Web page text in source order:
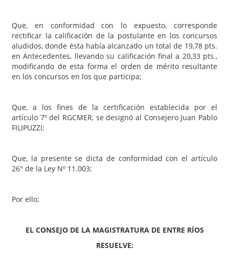
Que, en conformidad con lo expuesto, corresponde
rectificar la calificación de la postulante en los concursos
aludidos, donde ésta había alcanzado un total de 19,78 pts.
en Antecedentes, llevando su calificación final a 20,33 pts.,
modificando de esta forma el orden de mérito resultante
en los concursos en los que participa;
Que, a los fines de la certificación establecida por el
artículo 7º del RGCMER, se designó al Consejero Juan Pablo
FILIPUZZI;
Que, la presente se dicta de conformidad con el artículo
26° de la Ley Nº 11.003;
Por ello;
EL CONSEJO DE LA MAGISTRATURA DE ENTRE RÍOS
RESUELVE: